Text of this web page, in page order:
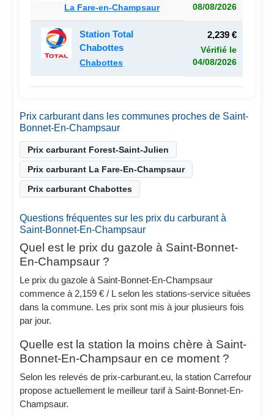
La Fare-en-Champsaur
08/08/2026
Station Total
Chabottes
Chabottes
2,239 €
Vérifié le
04/08/2026
Prix carburant dans les communes proches de Saint-
Bonnet-En-Champsaur
Prix carburant Forest-Saint-Julien
Prix carburant La Fare-En-Champsaur
Prix carburant Chabottes
Questions fréquentes sur les prix du carburant à
Saint-Bonnet-En-Champsaur
Quel est le prix du gazole à Saint-Bonnet-
En-Champsaur ?
Le prix du gazole à Saint-Bonnet-En-Champsaur
commence à 2,159 € / L selon les stations-service situées
dans la commune. Les prix sont mis à jour plusieurs fois
par jour.
Quelle est la station la moins chère à Saint-
Bonnet-En-Champsaur en ce moment ?
Selon les relevés de prix-carburant.eu, la station Carrefour
propose actuellement le meilleur tarif à Saint-Bonnet-En-
Champsaur.